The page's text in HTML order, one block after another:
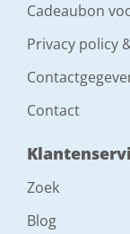
Cadeaubon
Privacy policy
Contact
Zoek
Blog